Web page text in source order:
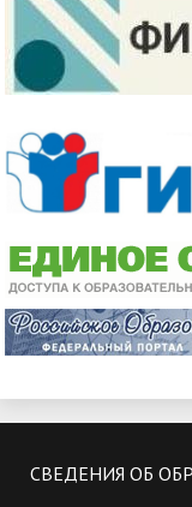
СВЕДЕНИЯ ОБ